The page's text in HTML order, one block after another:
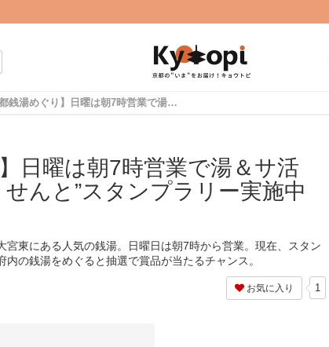
【京都銭湯めぐり】日曜は朝7時営業で湯＆サ活☆“京都で湯めぐりせんと”スタンプラリー実施中「五香湯」
日曜は朝7時営業で湯＆サ活
んと”スタンプラリー実施中
東にある人気の銭湯。日曜日は朝7時から営業。現在、スタン
の銭湯をめぐると抽選で賞品が当たるチャンス。
お気に入り 1